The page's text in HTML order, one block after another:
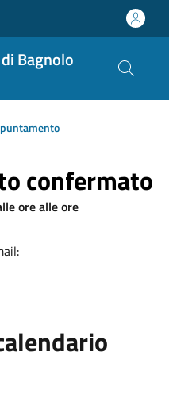
Bagnolo
confermato
ore alle ore